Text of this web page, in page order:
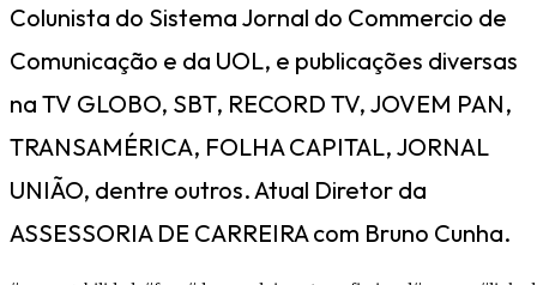
Colunista do Sistema Jornal do Commercio de
Comunicação e da UOL, e publicações diversas
na TV GLOBO, SBT, RECORD TV, JOVEM PAN,
TRANSAMÉRICA, FOLHA CAPITAL, JORNAL
UNIÃO, dentre outros. Atual Diretor da
ASSESSORIA DE CARREIRA com Bruno Cunha.